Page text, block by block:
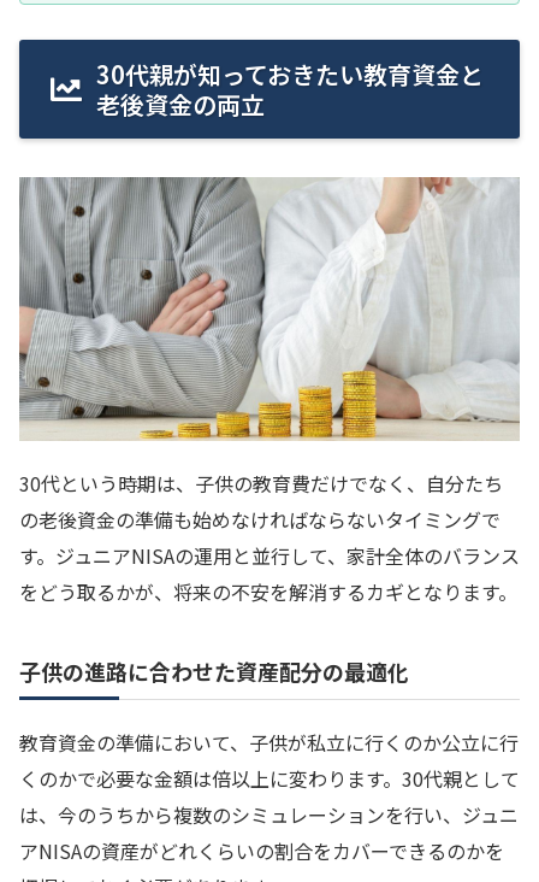
30代親が知っておきたい教育資金と
老後資金の両立
30代という時期は、子供の教育費だけでなく、自分たち
の老後資金の準備も始めなければならないタイミングで
す。ジュニアNISAの運用と並行して、家計全体のバランス
をどう取るかが、将来の不安を解消するカギとなります。
子供の進路に合わせた資産配分の最適化
教育資金の準備において、子供が私立に行くのか公立に行
くのかで必要な金額は倍以上に変わります。30代親として
は、今のうちから複数のシミュレーションを行い、ジュニ
アNISAの資産がどれくらいの割合をカバーできるのかを